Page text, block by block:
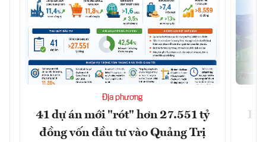
Địa phương
41 dự án mới "rót" hơn 27.551 tỷ
đồng vốn đầu tư vào Quảng Trị
Hà